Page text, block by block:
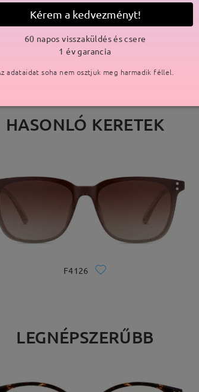
Elküldve
HASONLÓ KERETEK
F4126
LEGNÉPSZERŰBB
Kérem a kedvezményt!
60 napos visszaküldés és csere
1 év garancia
adataidat soha nem osztjuk meg harmadik féllel.